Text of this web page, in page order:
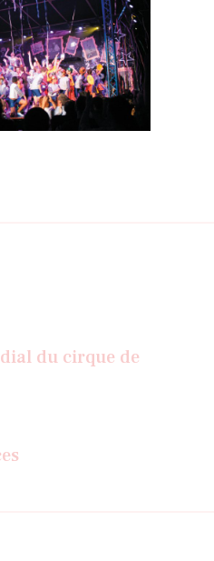
du cirque de